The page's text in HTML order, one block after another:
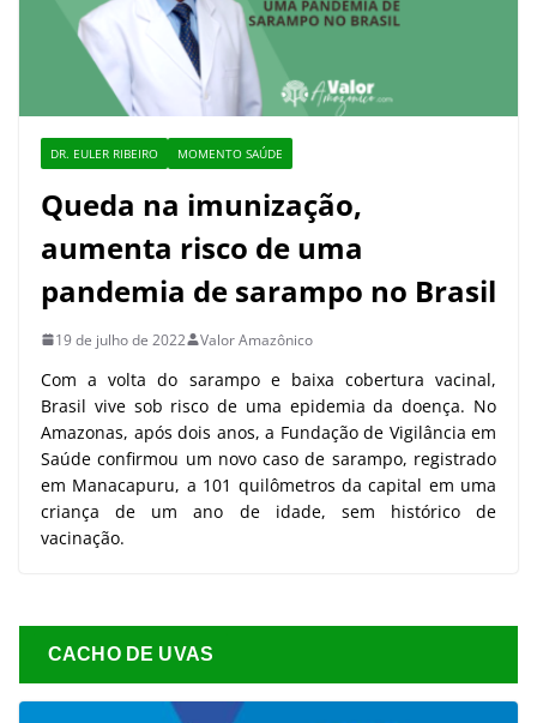
DR. EULER RIBEIRO MOMENTO SAÚDE
Queda na imunização,
aumenta risco de uma
pandemia de sarampo no Brasil
19 de julho de 2022 Valor Amazônico
Com a volta do sarampo e baixa cobertura vacinal,
Brasil vive sob risco de uma epidemia da doença. No
Amazonas, após dois anos, a Fundação de Vigilância em
Saúde confirmou um novo caso de sarampo, registrado
em Manacapuru, a 101 quilômetros da capital em uma
criança de um ano de idade, sem histórico de
vacinação.
CACHO DE UVAS